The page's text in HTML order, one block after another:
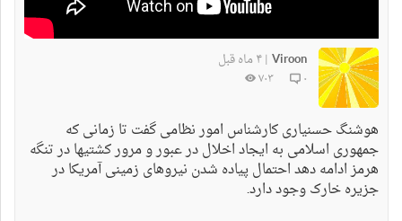
Viroon
|۴ ماه قبل
۰ ۷۰۳
هوشنگ حسنیاری کارشناس امور نظامی گفت تا زمانی که
جمهوری اسلامی به ایجاد اخلال در عبور و مرور کشتیها در تنگه
هرمز ادامه دهد احتمال پیاده شدن نیروهای زمینی آمریکا در
جزیره خارک وجود دارد.